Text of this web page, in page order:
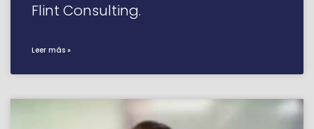
Flint Consulting.
Leer más »